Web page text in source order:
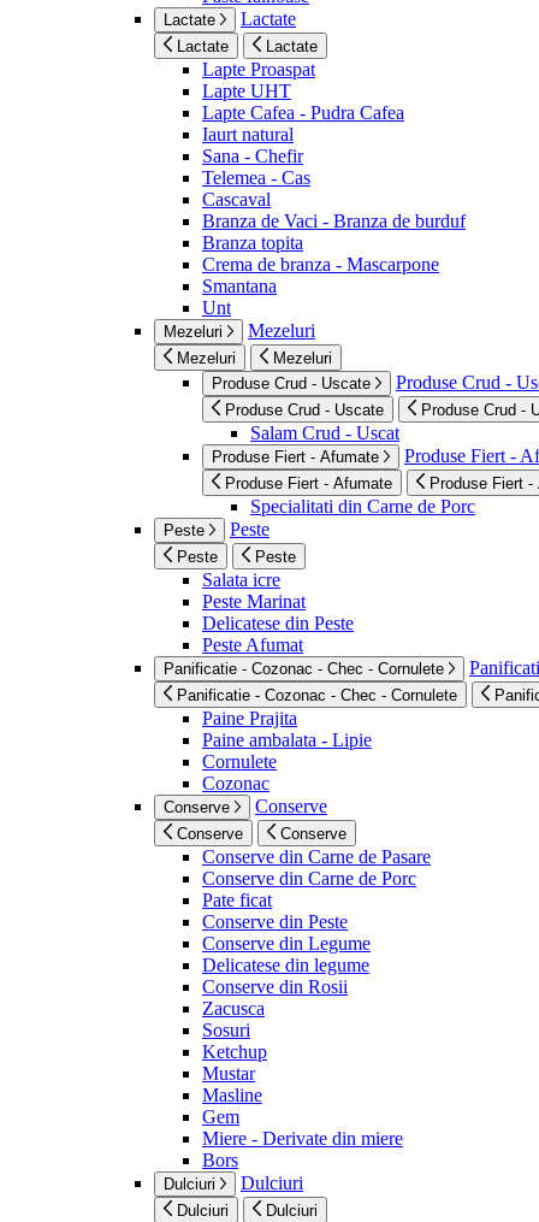
Lactate Lactate
Lactate Lactate
Lapte Proaspat
Lapte UHT
Lapte Cafea - Pudra Cafea
Iaurt natural
Sana - Chefir
Telemea - Cas
Cascaval
Branza de Vaci - Branza de burduf
Branza topita
Crema de branza - Mascarpone
Smantana
Unt
Mezeluri Mezeluri
Mezeluri
Mezeluri
Produse Crud - Uscate
Produse Crud -
Produse Crud - Uscate Produse Crud -
Salam Crud - Uscat
Produse Fiert - Afumate Produse Fiert -
Produse Fiert - Afumate Produse Fiert -
Specialitati din Carne de Porc
Peste Peste
Peste Peste
Salata icre
Peste Marinat
Delicatese din Peste
Peste Afumat
Panificatie - Cozonac - Chec - Cornulete
Panificatie - Cozonac - Chec - Cornulete
Paine Prajita
Paine ambalata - Lipie
Cornulete
Cozonac
Conserve Conserve
Conserve Conserve
Conserve din Carne de Pasare
Conserve din Carne de Porc
Pate ficat
Conserve din Peste
Conserve din Legume
Delicatese din legume
Conserve din Rosii
Zacusca
Sosuri
Ketchup
Mustar
Masline
Gem
Miere - Derivate din miere
Bors
Dulciuri Dulciuri
Dulciuri Dulciuri